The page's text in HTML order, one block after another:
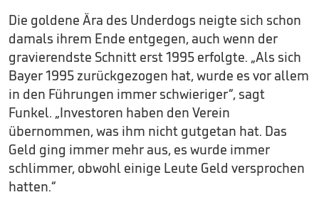
Die goldene Ära des Underdogs neigte sich schon
damals ihrem Ende entgegen, auch wenn der
gravierendste Schnitt erst 1995 erfolgte. „Als sich
Bayer 1995 zurückgezogen hat, wurde es vor allem
in den Führungen immer schwieriger“, sagt
Funkel. „Investoren haben den Verein
übernommen, was ihm nicht gutgetan hat. Das
Geld ging immer mehr aus, es wurde immer
schlimmer, obwohl einige Leute Geld versprochen
hatten.“